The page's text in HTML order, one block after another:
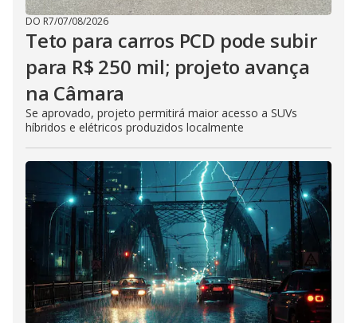
DO R7/07/08/2026
Teto para carros PCD pode subir
para R$ 250 mil; projeto avança
na Câmara
Se aprovado, projeto permitirá maior acesso a SUVs
híbridos e elétricos produzidos localmente